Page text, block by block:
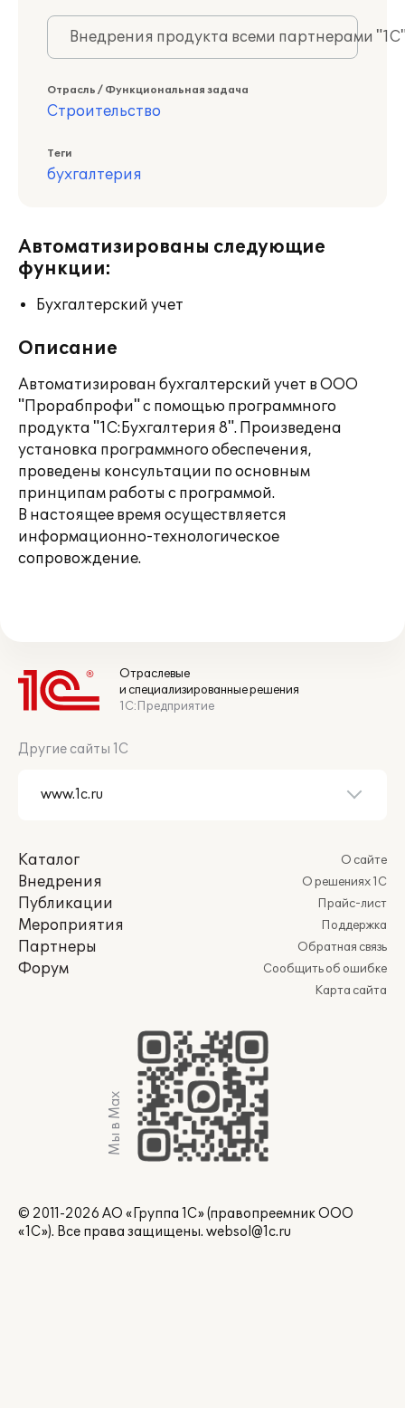
Внедрения продукта всеми партнерами
Отрасль / Функциональная задача
Строительство
Теги
бухгалтерия
Автоматизированы следующие
функции:
Бухгалтерский учет
Описание
Автоматизирован бухгалтерский учет в ООО
"Прорабпрофи" с помощью программного
продукта "1С:Бухгалтерия 8". Произведена
установка программного обеспечения,
проведены консультации по основным
принципам работы с программой.
В настоящее время осуществляется
информационно-технологическое
сопровождение.
Отраслевые
и специализированные решения
1С:Предприятие
Другие сайты 1С
Каталог
Внедрения
Публикации
Мероприятия
Партнеры
Форум
О сайте
О решениях 1С
Прайс-лист
Поддержка
Обратная связь
Сообщить об ошибке
Карта сайта
Мы в Max
© 2011-2026 АО «Группа 1С» (правопреемник ООО
«1С»). Все права защищены. websol@1c.ru